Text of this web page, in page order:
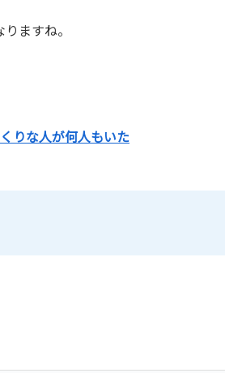
ますね。
りな人が何人もいた